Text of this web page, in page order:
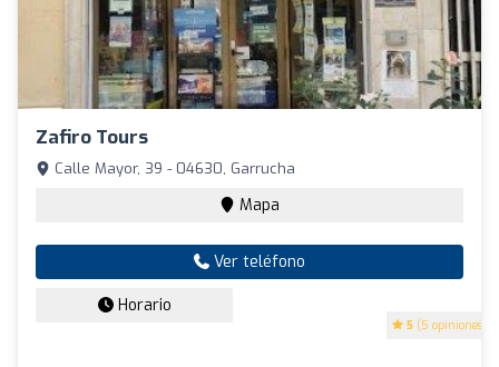
Zafiro Tours
5 (5 opiniones)
Calle Mayor, 39 - 04630, Garrucha
Mapa
Ver teléfono
Horario